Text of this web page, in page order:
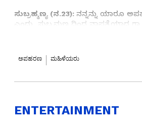
ಸುಬ್ರಹ್ಮಣ್ಯ (ನ.23): ನನ್ನನ್ನು ಯಾರೂ
ಎಂದು ಸುಬ್ರಮಣ್ಯದಿಂದ ನಾಪತ್ತೆಯಾದ
ನಾನು ನಾನಾಗಿಯೇ ಬಂದಿದ್ದೇನೆ. ನನ್ನನ್ನು
ಮಾಡ್ತಾ ಇದ್ದೇವೆ. ಮದುವೆಗೆ ಮುಂಚೆನೂ ಲವ್
ಇದರಿಂದಾಗಿ ಯಾರಿಗೂ ತೊಂದರೆ
ಖುಷಿಯಾಗಿಯೇ ಇದ್ದೇನೆ. ಆಮೇಲೆ
ಹೇಳಿಕೊಂಡಿದ್ದಾರೆ. ಸದ್ಯ ಈ ವೀಡಿಯೋ
ಅಪಹರಣ ಮಹಿಳೆಯರು
ENTERTAINMENT